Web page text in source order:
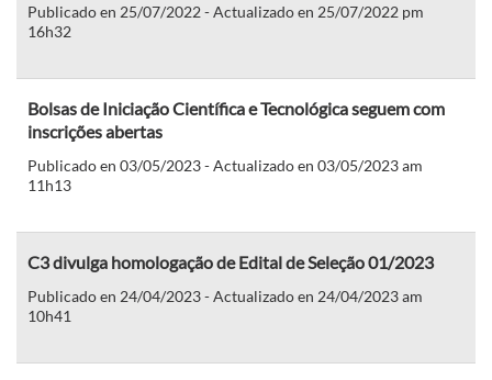
Publicado en 25/07/2022 - Actualizado en 25/07/2022 pm
16h32
Bolsas de Iniciação Científica e Tecnológica seguem com
inscrições abertas
Publicado en 03/05/2023 - Actualizado en 03/05/2023 am
11h13
C3 divulga homologação de Edital de Seleção 01/2023
Publicado en 24/04/2023 - Actualizado en 24/04/2023 am
10h41